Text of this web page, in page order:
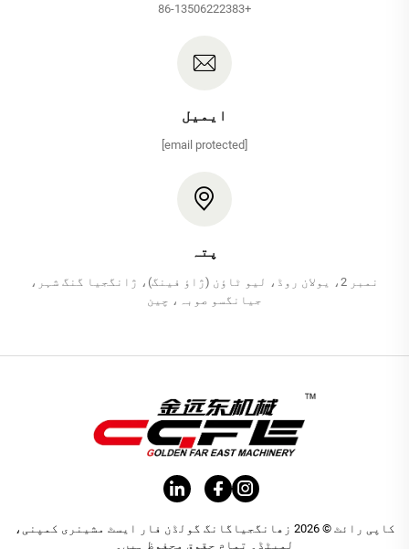
+86-13506222383
ایمیل
[email protected]
پتہ
نمبر 2، یولان روڈ، لیو ٹاؤن (ژاؤ فینگ)، ژانگجیا گنگ شہر،
جیانگسو صوبہ، چین
کاپی رائٹ © 2026 زھانگجیاگانگ گولڈن فار ایسٹ مشینری کمپنی،
لمیٹڈ۔ تمام حقوق محفوظ ہیں۔